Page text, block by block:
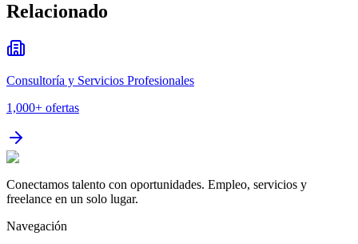
Relacionado
Consultoría y Servicios Profesionales
1,000+ ofertas
Conectamos talento con oportunidades. Empleo, servicios y
freelance en un solo lugar.
Navegación